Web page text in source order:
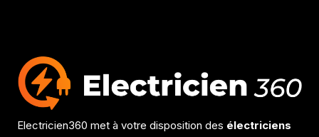
Electricien360 met à votre disposition des électriciens